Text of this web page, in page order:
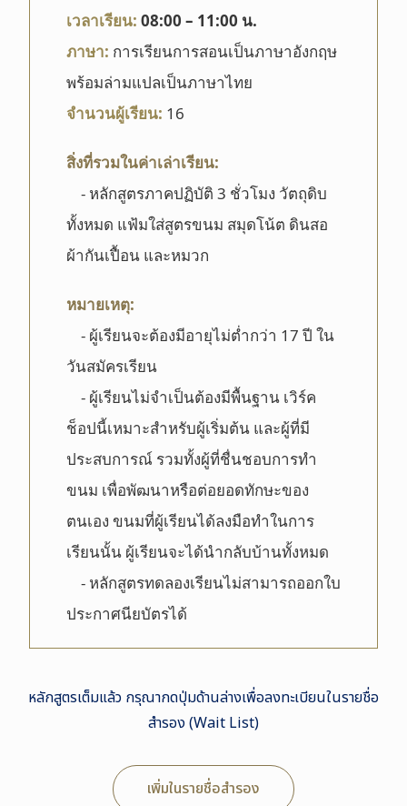
เวลาเรียน: 08:00 – 11:00 น.
ภาษา: การเรียนการสอนเป็นภาษาอังกฤษ
พร้อมล่ามแปลเป็นภาษาไทย
จำนวนผู้เรียน: 16
สิ่งที่รวมในค่าเล่าเรียน:
- หลักสูตรภาคปฏิบัติ 3 ชั่วโมง วัตถุดิบ
ทั้งหมด แฟ้มใส่สูตรขนม สมุดโน้ต ดินสอ
ผ้ากันเปื้อน และหมวก
หมายเหตุ:
- ผู้เรียนจะต้องมีอายุไม่ต่ำกว่า 17 ปี ใน
วันสมัครเรียน
- ผู้เรียนไม่จำเป็นต้องมีพื้นฐาน เวิร์ค
ช็อปนี้เหมาะสำหรับผู้เริ่มต้น และผู้ที่มี
ประสบการณ์ รวมทั้งผู้ที่ชื่นชอบการทำ
ขนม เพื่อพัฒนาหรือต่อยอดทักษะของ
ตนเอง ขนมที่ผู้เรียนได้ลงมือทำในการ
เรียนนั้น ผู้เรียนจะได้นำกลับบ้านทั้งหมด
- หลักสูตรทดลองเรียนไม่สามารถออกใบ
ประกาศนียบัตรได้
หลักสูตรเต็มแล้ว กรุณากดปุ่มด้านล่างเพื่อลงทะเบียนในรายชื่อ
สำรอง (Wait List)
เพิ่มในรายชื่อสำรอง